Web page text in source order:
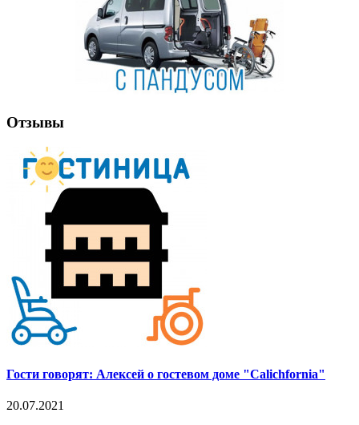
Отзывы
Гости говорят: Алексей о гостевом доме "Calichfornia"
20.07.2021